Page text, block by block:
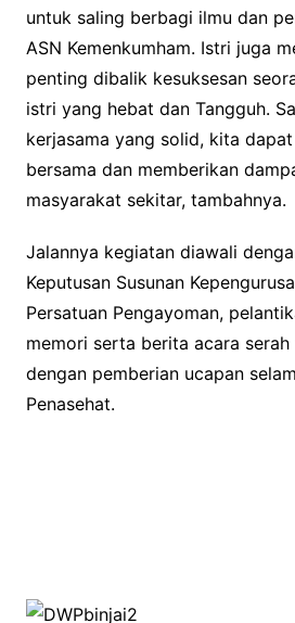
untuk saling berbagi ilmu dan
ASN Kemenkumham. Istri juga
penting dibalik kesuksesan
istri yang hebat dan Tangguh.
kerjasama yang solid, kita
bersama dan memberikan
masyarakat sekitar, tambahnya.
Jalannya kegiatan diawali
Keputusan Susunan
Persatuan Pengayoman,
memori serta berita acara
dengan pemberian ucapan
Penasehat.